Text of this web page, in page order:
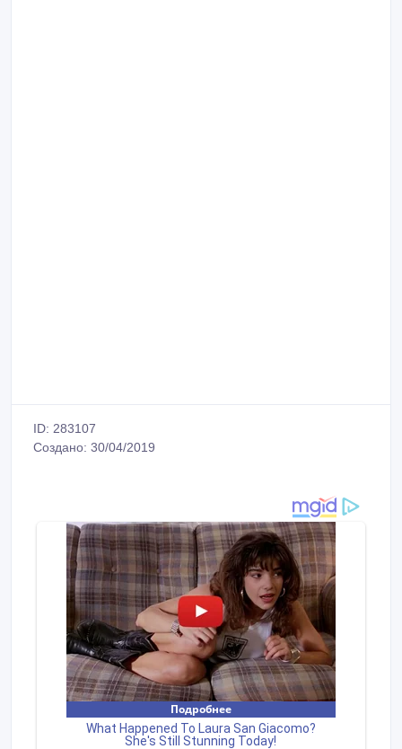
ID: 283107
Создано: 30/04/2019